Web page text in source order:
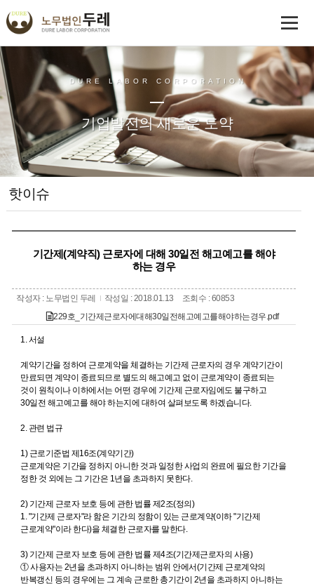
DURE LABOR CORPORATION
기업발전의 새로운 도약
핫이슈
기간제(계약직) 근로자에 대해 30일전 해고예고를 해야
하는 경우
작성자 : 노무법인 두레 작성일 : 2018.01.13
조회수 : 60853
229호_기간제근로자에대해30일전해고예고를해야하는경우.pdf
1. 서설
계약기간을 정하여 근로계약을 체결하는 기간제 근로자의 경우 계약기간이
만료되면 계약이 종료되므로 별도의 해고예고 없이 근로계약이 종료되는
것이 원칙이나 이하에서는 어떤 경우에 기간제 근로자임에도 불구하고
30일전 해고예고를 해야 하는지에 대하여 살펴보도록 하겠습니다.
2. 관련 법규
1) 근로기준법 제16조(계약기간)
근로계약은 기간을 정하지 아니한 것과 일정한 사업의 완료에 필요한 기간을
정한 것 외에는 그 기간은 1년을 초과하지 못한다.
2) 기간제 근로자 보호 등에 관한 법률 제2조(정의)
1. "기간제 근로자"라 함은 기간의 정함이 있는 근로계약(이하 "기간제
근로계약"이라 한다)을 체결한 근로자를 말한다.
3) 기간제 근로자 보호 등에 관한 법률 제4조(기간제근로자의 사용)
① 사용자는 2년을 초과하지 아니하는 범위 안에서(기간제 근로계약의
반복갱신 등의 경우에는 그 계속 근로한 총기간이 2년을 초과하지 아니하는